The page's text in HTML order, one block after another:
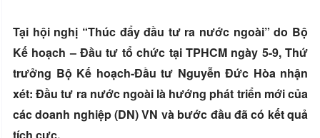
Tại hội nghị “Thúc đẩy đầu tư ra nước ngoài” do Bộ
Kế hoạch – Đầu tư tổ chức tại TPHCM ngày 5-9, Thứ
trưởng Bộ Kế hoạch-Đầu tư Nguyễn Đức Hòa nhận
xét: Đầu tư ra nước ngoài là hướng phát triển mới của
các doanh nghiệp (DN) VN và bước đầu đã có kết quả